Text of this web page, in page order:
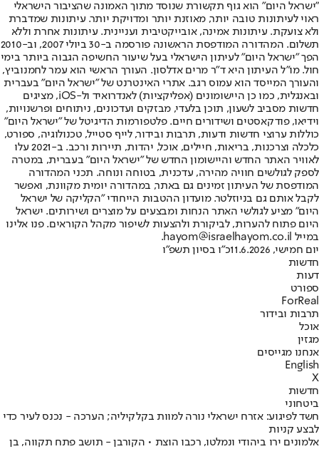
"ישראל היום" הוא גוף תקשורת שנוסד מתוך האמונה שהציבור הישראלי
ראוי לעיתונות טובה יותר, מאוזנת יותר ומדויקת יותר. עיתונות שמדברת
ולא צועקת. עיתונות אמינה, אובייקטיבית ועניינית. עיתונות אחרת וללא
תשלום. המהדורה המודפסת הראשונה פורסמה ב-30 ביולי 2007, וב-2010
הפך "ישראל היום" לעיתון הישראלי בעל שיעור החשיפה הגבוה ביותר בימי
חול. מו"ל העיתון היא ד"ר מרים אדלסון. העורך הראשי הוא עמר לחמנוביץ,
והעורך המייסד הוא עמוס רגב. אתרי האינטרנט של "ישראל היום" בעברית
ובאנגלית, כמו כן היישומונים (אפליקציות) לאנדרואיד ול-iOS, מציגים
חדשות מסביב לשעון, תוכן בלעדי, מבזקים ועדכונים, ניתוחים ופרשנויות,
וידיאו, פודקאסטים ושידורים חיים. פלטפורמות הדיגיטל של "ישראל היום"
כוללות ערוצי חדשות ודעות, תרבות ובידור, לייף סטייל, טכנולוגיה, ספורט,
כלכלה וצרכנות, בריאות, חיילים, אוכל, יהדות, תיירות ורכב. ב-2021 עלו
לאוויר האתר החדש והיישומון החדש של "ישראל היום" בעברית, במטרה
לספק לגולשים חוויה מהירה, עדכנית, בטוחה ונוחה. תכני המהדורה
המודפסת של העיתון זמינים גם באתר, במהדורה יומית מקוונת, ואפשר
לקבל אותם גם בניוזלטר. מועדון ההטבות הייחודי "הקליקה של ישראל
היום" מציע לגולשי האתר הנחות ומבצעים על מוצרים ושירותים. ישראל
היום פתוח להערות, לביקורת ולהצעות לשיפור מקהל הקוראים. פנו אלינו
במייל hayom@israelhayom.co.il.
יום חמישי, 11.6.2026
כ"ו בסיון תשפ"ו
חדשות
דעות
ספורט
ForReal
תרבות ובידור
אוכל
מגזין
אנחנו מגייסים
English
X
חדשות
ביטחוני
חשד לפיגוע: אזרח ישראלי נורה למוות בקלקיליה; הערכה - נכנס לעיר כדי
לבצע קניות
אלמונים ירו ביהודי ונמלטו, רכבו הוצת • הקורבן - תושב פתח תקווה, בן